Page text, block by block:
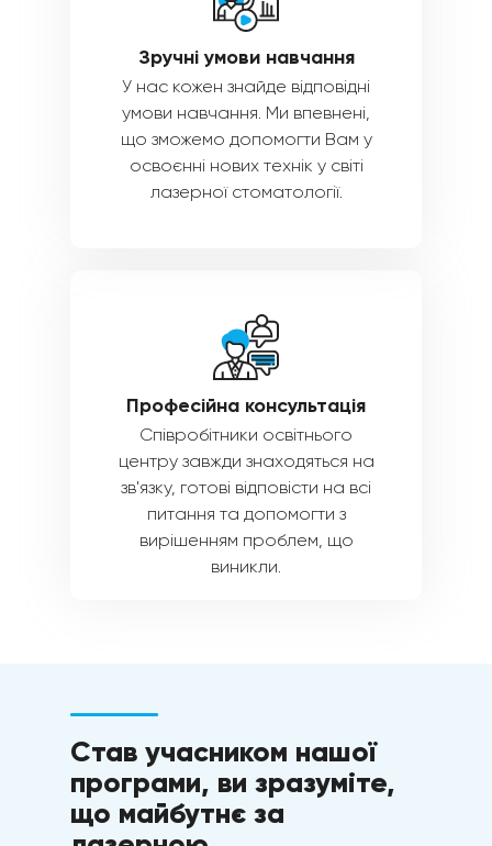
Професійна консультація
Співробітники освітнього
центру завжди знаходяться на
зв'язку, готові відповісти на всі
питання та допомогти з
вирішенням проблем, що
виникли.
Зручні умови навчання
У нас кожен знайде відповідні
умови навчання. Ми впевнені,
що зможемо допомогти Вам у
освоєнні нових технік у світі
лазерної стоматології.
Став учасником нашої
програми, ви зразуміте,
що майбутнє за